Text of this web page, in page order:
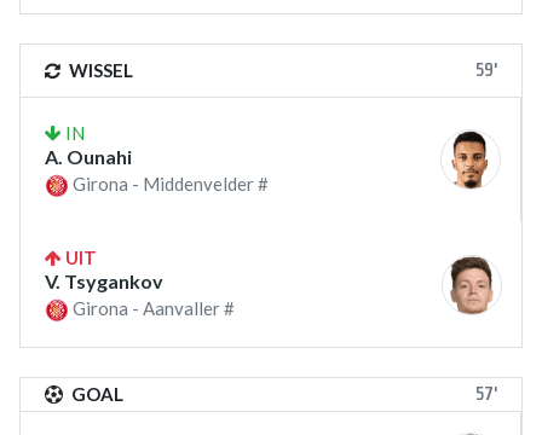
WISSEL 59'
IN
A. Ounahi
Girona - Middenvelder #
UIT
V. Tsygankov
Girona - Aanvaller #
GOAL 57'